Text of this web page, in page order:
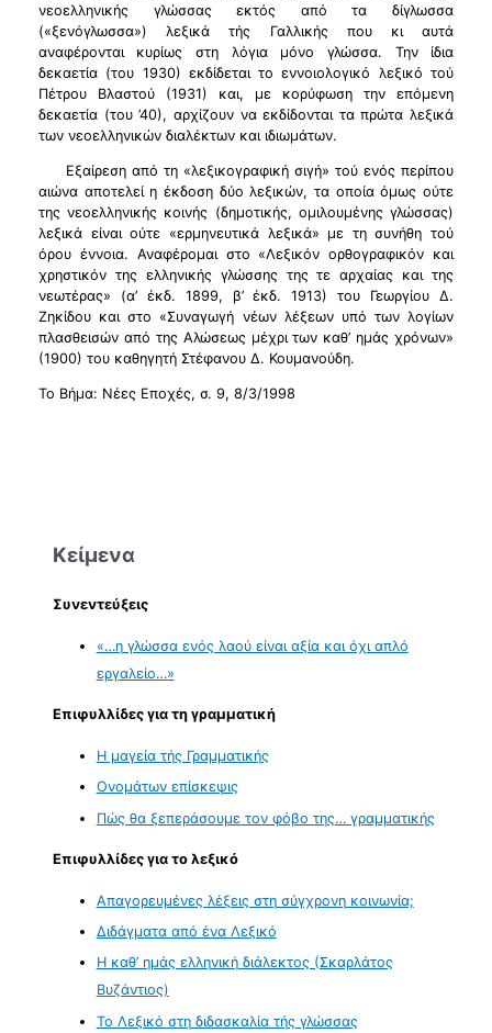
νεοελληνικής γλώσσας εκτός από τα δίγλωσσα
(«ξενόγλωσσα») λεξικά τής Γαλλικής που κι αυτά
αναφέρονται κυρίως στη λόγια μόνο γλώσσα. Την ίδια
δεκαετία (του 1930) εκδίδεται το εννοιολογικό λεξικό τού
Πέτρου Βλαστού (1931) και, με κορύφωση την επόμενη
δεκαετία (του ’40), αρχίζουν να εκδίδονται τα πρώτα λεξικά
των νεοελληνικών διαλέκτων και ιδιωμάτων.
Εξαίρεση από τη «λεξικογραφική σιγή» τού ενός περίπου
αιώνα αποτελεί η έκδοση δύο λεξικών, τα οποία όμως ούτε
της νεοελληνικής κοινής (δημοτικής, ομιλουμένης γλώσσας)
λεξικά είναι ούτε «ερμηνευτικά λεξικά» με τη συνήθη τού
όρου έννοια. Αναφέρομαι στο «Λεξικόν ορθογραφικόν και
χρηστικόν της ελληνικής γλώσσης της τε αρχαίας και της
νεωτέρας» (α’ έκδ. 1899, β’ έκδ. 1913) του Γεωργίου Δ.
Ζηκίδου και στο «Συναγωγή νέων λέξεων υπό των λογίων
πλασθεισών από της Αλώσεως μέχρι των καθ’ ημάς χρόνων»
(1900) του καθηγητή Στέφανου Δ. Κουμανούδη.
Το Βήμα: Νέες Εποχές, σ. 9, 8/3/1998
Κείμενα
Συνεντεύξεις
«…η γλώσσα ενός λαού είναι αξία και όχι απλό
εργαλείο…»
Επιφυλλίδες για τη γραμματική
Η μαγεία τής Γραμματικής
Ονομάτων επίσκεψις
Πώς θα ξεπεράσουμε τον φόβο της… γραμματικής
Επιφυλλίδες για το λεξικό
Απαγορευμένες λέξεις στη σύγχρονη κοινωνία;
Διδάγματα από ένα Λεξικό
Η καθ’ ημάς ελληνική διάλεκτος (Σκαρλάτος
Βυζάντιος)
Το Λεξικό στη διδασκαλία τής γλώσσας